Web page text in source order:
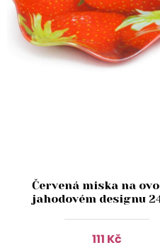
Červená miska na
jahodovém designu
111 Kč